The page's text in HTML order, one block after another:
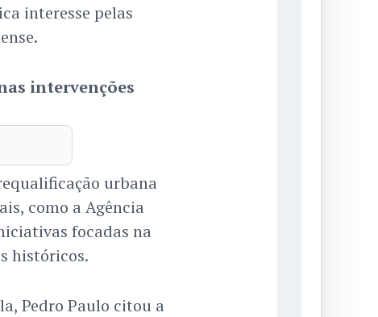
interesse pelas
intervenções
urbana
como a Agência
focadas na
históricos.
Pedro Paulo citou a